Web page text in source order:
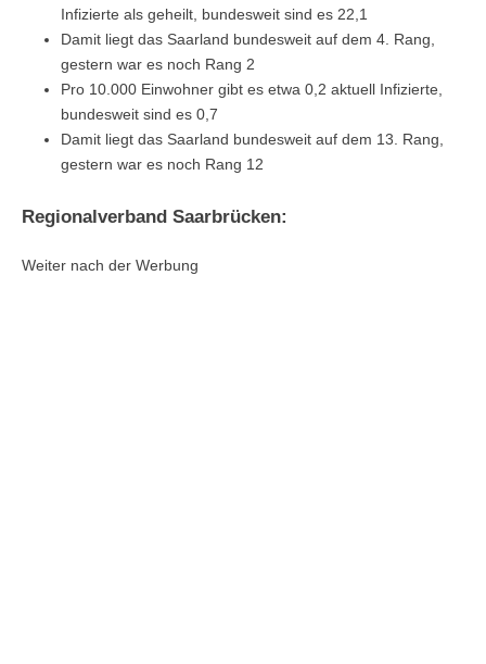
Infizierte als geheilt, bundesweit sind es 22,1
Damit liegt das Saarland bundesweit auf dem 4. Rang,
gestern war es noch Rang 2
Pro 10.000 Einwohner gibt es etwa 0,2 aktuell Infizierte,
bundesweit sind es 0,7
Damit liegt das Saarland bundesweit auf dem 13. Rang,
gestern war es noch Rang 12
Regionalverband Saarbrücken:
Weiter nach der Werbung